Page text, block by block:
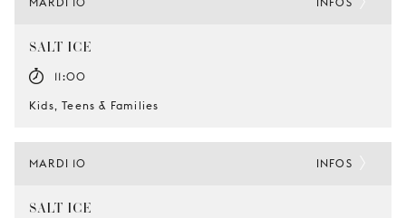
SALT-ICE
11:00
Kids, Teens & Families
MARDI 10
SALT-ICE
INFOS